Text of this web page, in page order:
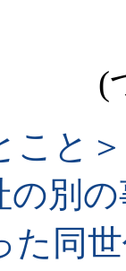
(
こと＞
別の
た同